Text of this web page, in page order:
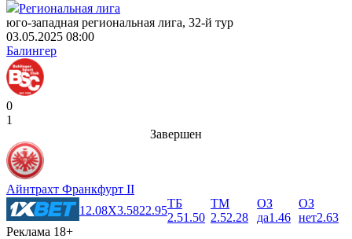
Региональная лига
юго-западная региональная лига, 32-й тур
03.05.2025 08:00
Балингер
0
1
Завершен
Айнтрахт Франкфурт II
1 2.08X3.5822.95
ТБ
2.51.50
ТМ
2.52.28
ОЗ
да1.46
ОЗ
нет2.63
Реклама 18+